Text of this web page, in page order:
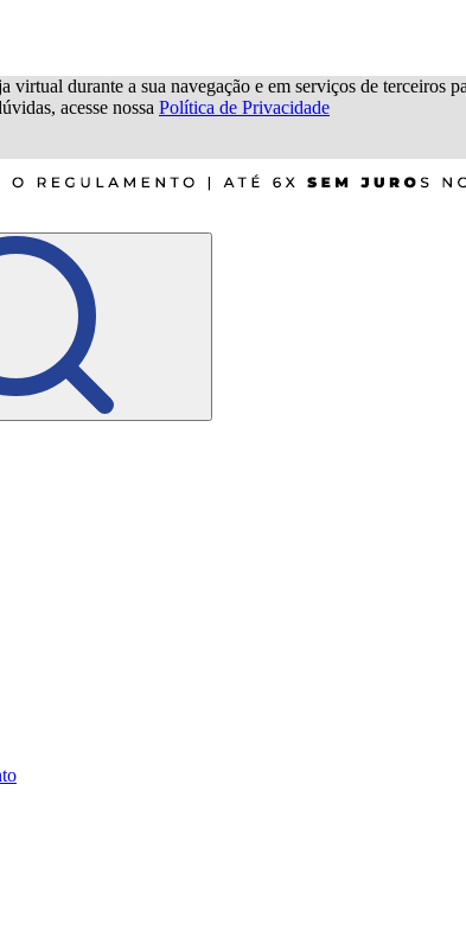
virtual durante a sua navegação e em serviços de
acesse nossa Política de Privacidade